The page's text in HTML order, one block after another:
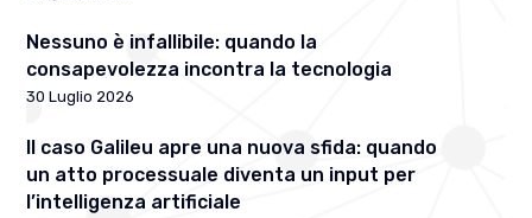
Nessuno è infallibile: quando la
consapevolezza incontra la tecnologia
30 Luglio 2026
Il caso Galileu apre una nuova sfida: quando
un atto processuale diventa un input per
l’intelligenza artificiale